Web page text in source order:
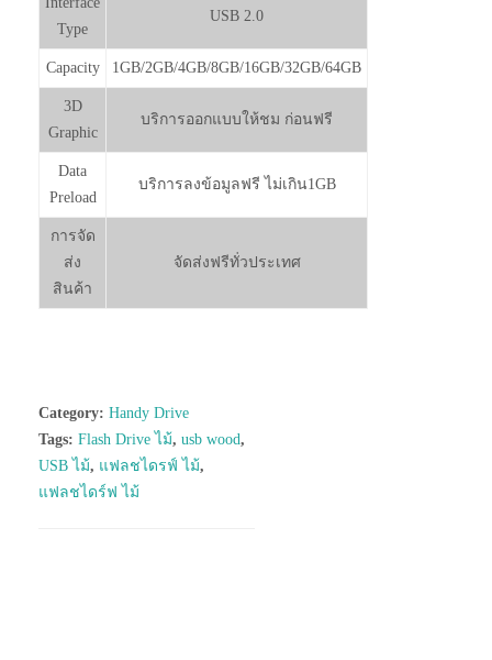
Type
USB 2.0
Capacity 1GB/2GB/4GB/8GB/16GB/32GB/64GB
3D
Graphic
บริการออกแบบให้ชม ก่อนฟรี
Data
Preload
บริการลงข้อมูลฟรี ไม่เกิน1GB
การจัด
ส่ง
สินค้า
จัดส่งฟรีทั่วประเทศ
Category: Handy Drive
Tags: Flash Drive ไม้, usb wood,
USB ไม้, แฟลชไดรฟ์ ไม้,
แฟลชไดร์ฟ ไม้